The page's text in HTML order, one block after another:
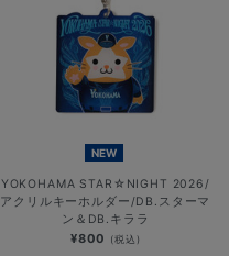
NEW
YOKOHAMA STAR☆NIGHT 2026/
アクリルキーホルダー/DB.スターマ
ン＆DB.キララ
¥800 (税込)